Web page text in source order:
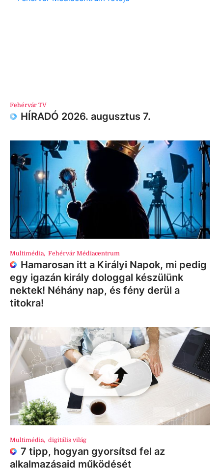
Fehérvár TV
HÍRADÓ 2026. augusztus 7.
Multimédia, Fehérvár Médiacentrum
Hamarosan itt a Királyi Napok, mi pedig
egy igazán király dologgal készülünk
nektek! Néhány nap, és fény derül a
titokra!
Multimédia, digitális világ
7 tipp, hogyan gyorsítsd fel az
alkalmazásaid működését